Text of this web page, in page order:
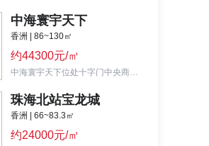
中海寰宇天下
香洲 | 86~130㎡
约44300元/㎡
中海寰宇天下位处十字门中央商务区，主推86-218㎡单位，首付140万起。
珠海北站宝龙城
香洲 | 66~83.3㎡
约24000元/㎡